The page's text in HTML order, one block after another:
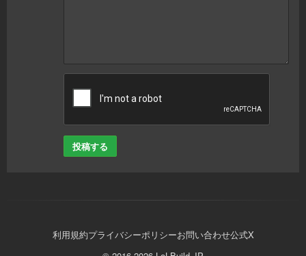
投稿する
利用規約プライバシーポリシーお問い合わせ公式X